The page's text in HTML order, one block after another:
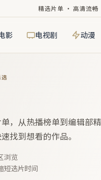
精选片单 · 高清流畅
影 电视剧 动漫
，从热播榜单到编辑部
找到想看的作品。
浏览
短选片时间